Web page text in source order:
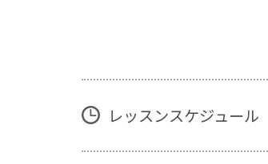
レッスンスケジュール